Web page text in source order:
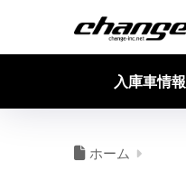
入庫車情報
ホーム